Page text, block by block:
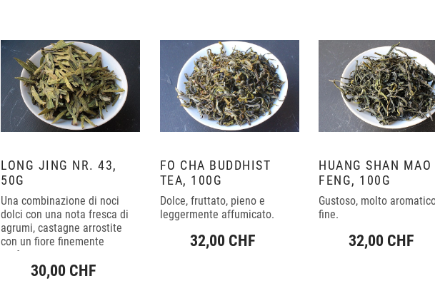
LONG JING NR. 43,
50G
Una combinazione di noci
dolci con una nota fresca di
agrumi, castagne arrostite
con un fiore finemente
profumato.
30,00 CHF
FO CHA BUDDHIST
TEA, 100G
Dolce, fruttato, pieno e
leggermente affumicato.
32,00 CHF
HUANG SHAN MAO
FENG, 100G
Gustoso, molto
fine.
32,00 CHF